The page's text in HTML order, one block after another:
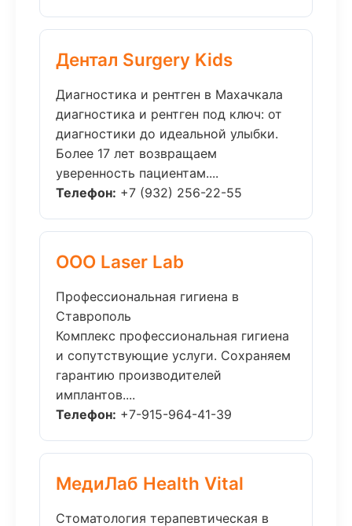
Дентал Surgery Kids
Диагностика и рентген в Махачкала
диагностика и рентген под ключ: от
диагностики до идеальной улыбки.
Более 17 лет возвращаем
уверенность пациентам....
Телефон: +7 (932) 256-22-55
ООО Laser Lab
Профессиональная гигиена в
Ставрополь
Комплекс профессиональная гигиена
и сопутствующие услуги. Сохраняем
гарантию производителей
имплантов....
Телефон: +7-915-964-41-39
МедиЛаб Health Vital
Стоматология терапевтическая в